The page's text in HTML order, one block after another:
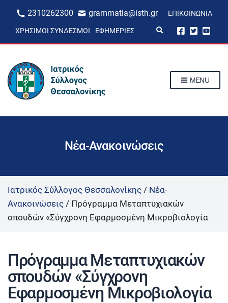
2310262300 grammatia@isth.gr ΕΠΙΚΟΙΝΩΝΊΑ
ΧΡΉΣΙΜΟΙ ΣΎΝΔΕΣΜΟΙ ΕΦΗΜΕΡΊΕΣ
p
m
MENU
Νέα-Ανακοινώσεις
Ιατρικός Σύλλογος Θεσσαλονίκης / Νέα-
Ανακοινώσεις / Πρόγραμμα Μεταπτυχιακών
σπουδών «Σύγχρονη Εφαρμοσμένη Μικροβιολογία
Πρόγραμμα Μεταπτυχιακών
σπουδών «Σύγχρονη
Εφαρμοσμένη Μικροβιολογία